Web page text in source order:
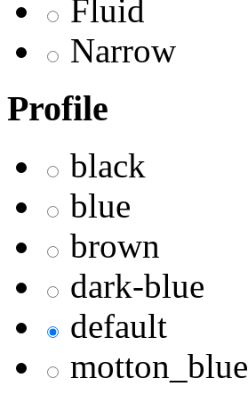
Fluid
Narrow
Profile
black
blue
brown
dark-blue
default
motton_blue